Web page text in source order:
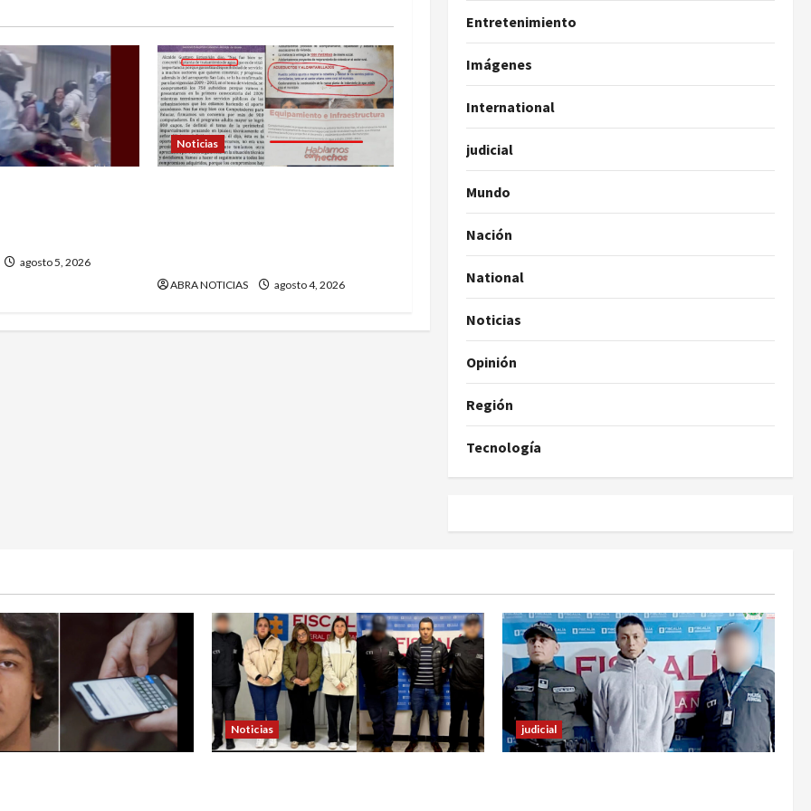
agosto 5, 2026
Noticias
ABRA NOTICIAS agosto 4, 2026
Entretenimiento
Imágenes
International
judicial
Mundo
Nación
National
Noticias
Opinión
Región
Tecnología
Noticias judicial